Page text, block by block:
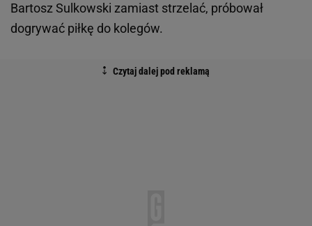
Bartosz Sulkowski zamiast strzelać, próbował
dogrywać piłkę do kolegów.